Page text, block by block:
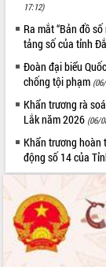
Kết nối tour, đẩy mạnh
để phát triển du lịch
Khởi động Dự án Đầu
tầng kỹ thuật Cụm
Tiến
Gặp mặt các cơ quan
niệm 101 năm Ngày
mạng Việt Nam
Đắk Lắk sơ kết 4 năm
hiện Đề án 06 của
Họp báo thông tin về
Quy hoạch và Xúc
Lắk
Khơi thông điểm
giải ngân vốn khắc
17:12)
Ra mắt “Bản đồ
tảng số của tỉnh
Đoàn đại biểu
chống tội phạm
Khẩn trương rà
Lắk năm 2026 (06/
Khẩn trương hoàn
động số 14 của